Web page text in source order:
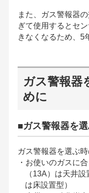
また、ガス警報器
ぎて使用するとセ
きなくなるため、5
ガス警報器
めに
■ガス警報器を
ガス警報器を選ぶ
・お使いのガスに
（13A）は天井
は床設置型）